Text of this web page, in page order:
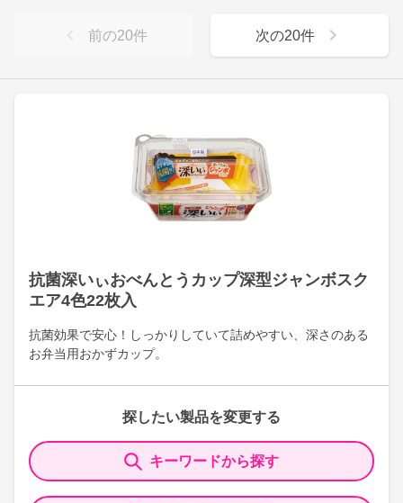
抗菌深いぃおべんとうカップ深型ジャンボスク
エア4色22枚入
抗菌効果で安心！しっかりしていて詰めやすい、深さのある
お弁当用おかずカップ。
探したい製品を変更する
キーワードから探す
前の20件 次の20件